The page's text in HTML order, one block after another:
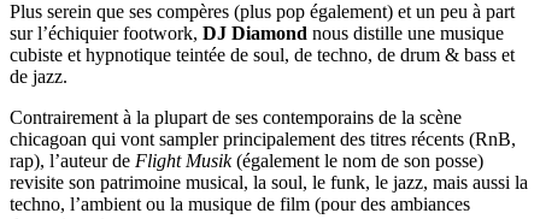
Plus serein que ses compères (plus pop également) et un peu à part
sur l’échiquier footwork, DJ Diamond nous distille une musique
cubiste et hypnotique teintée de soul, de techno, de drum & bass et
de jazz.
Contrairement à la plupart de ses contemporains de la scène
chicagoan qui vont sampler principalement des titres récents (RnB,
rap), l’auteur de Flight Musik(également le nom de son posse)
revisite son patrimoine musical, la soul, le funk, le jazz, mais aussi la
techno, l’ambient ou la musique de film (pour des ambiances